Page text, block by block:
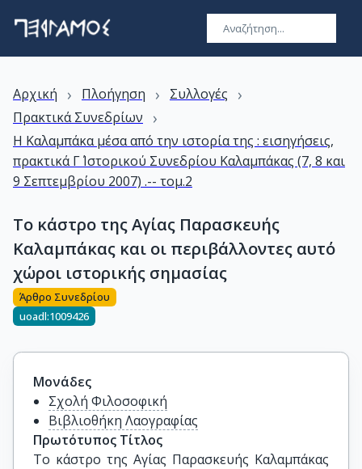
Αρχική › Πλοήγηση › Συλλογές ›
Πρακτικά Συνεδρίων ›
Η Καλαμπάκα μέσα από την ιστορία της : εισηγήσεις,
πρακτικά Γ΄ Ιστορικού Συνεδρίου Καλαμπάκας (7, 8 και
9 Σεπτεμβρίου 2007) .-- τομ.2
Το κάστρο της Αγίας Παρασκευής
Καλαμπάκας και οι περιβάλλοντες αυτό
χώροι ιστορικής σημασίας
Άρθρο Συνεδρίου
uoadl:1009426
Μονάδες
Σχολή Φιλοσοφική
Βιβλιοθήκη Λαογραφίας
Πρωτότυπος Τίτλος
Το κάστρο της Αγίας Παρασκευής Καλαμπάκας